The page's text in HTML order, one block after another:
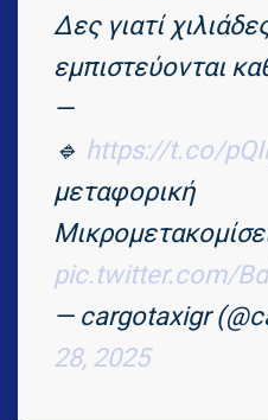
Δες γιατί
εμπιστεύονται
—
🔹 https://t.co/
μεταφορική
pic.twitter.com/
— cargotaxigr
28, 2025